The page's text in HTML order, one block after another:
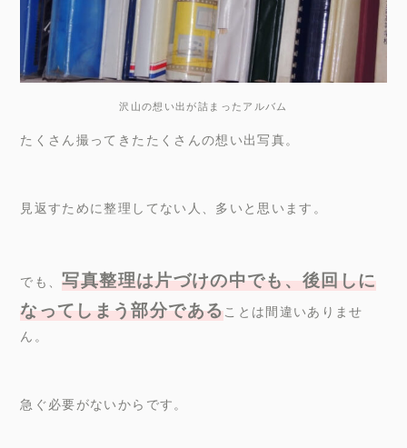
沢山の想い出が詰まったアルバム
たくさん撮ってきたたくさんの想い出写真。
見返すために整理してない人、多いと思います。
でも、写真整理は片づけの中でも、後回しに
なってしまう部分である ことは間違いありませ
ん。
急ぐ必要がないからです。